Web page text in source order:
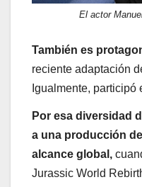
El actor
También es
reciente adaptación
Igualmente, participó
Por esa diversidad
a una producción
alcance global,
Jurassic World